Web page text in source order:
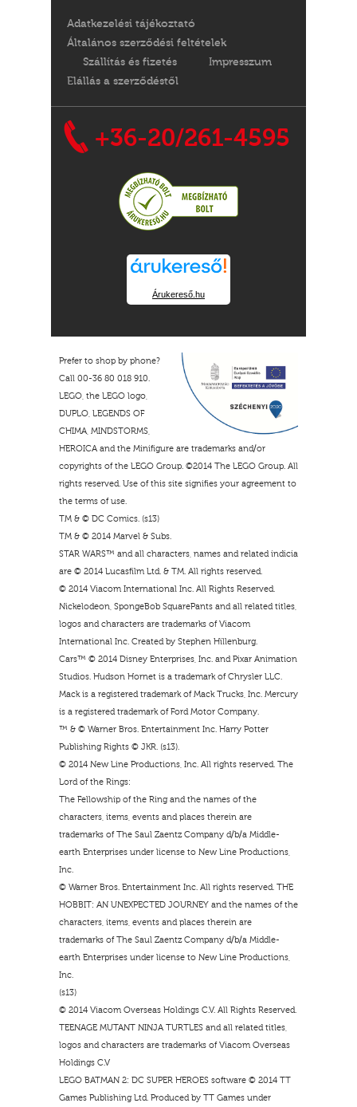
Adatkezelési tájékoztató
Általános szerződési feltételek
Szállítás és fizetés
Impresszum
Elállás a szerződéstől
+36-20/261-4595
Árukereső.hu
Prefer to shop by phone?
Call 00-36 80 018 910.
LEGO, the LEGO logo,
DUPLO, LEGENDS OF
CHIMA, MINDSTORMS,
HEROICA and the Minifigure are trademarks and/or
copyrights of the LEGO Group. ©2014 The LEGO Group. All
rights reserved. Use of this site signifies your agreement to
the terms of use.
TM & © DC Comics. (s13)
TM & © 2014 Marvel & Subs.
STAR WARS™ and all characters, names and related indicia
are © 2014 Lucasfilm Ltd. & TM. All rights reserved.
© 2014 Viacom International Inc. All Rights Reserved.
Nickelodeon, SpongeBob SquarePants and all related titles,
logos and characters are trademarks of Viacom
International Inc. Created by Stephen Hillenburg.
Cars™ © 2014 Disney Enterprises, Inc. and Pixar Animation
Studios. Hudson Hornet is a trademark of Chrysler LLC.
Mack is a registered trademark of Mack Trucks, Inc. Mercury
is a registered trademark of Ford Motor Company.
™ & © Warner Bros. Entertainment Inc. Harry Potter
Publishing Rights © JKR. (s13).
© 2014 New Line Productions, Inc. All rights reserved. The
Lord of the Rings:
The Fellowship of the Ring and the names of the
characters, items, events and places therein are
trademarks of The Saul Zaentz Company d/b/a Middle-
earth Enterprises under license to New Line Productions,
Inc.
© Warner Bros. Entertainment Inc. All rights reserved. THE
HOBBIT: AN UNEXPECTED JOURNEY and the names of the
characters, items, events and places therein are
trademarks of The Saul Zaentz Company d/b/a Middle-
earth Enterprises under license to New Line Productions,
Inc.
(s13)
© 2014 Viacom Overseas Holdings C.V. All Rights Reserved.
TEENAGE MUTANT NINJA TURTLES and all related titles,
logos and characters are trademarks of Viacom Overseas
Holdings C.V
LEGO BATMAN 2: DC SUPER HEROES software © 2014 TT
Games Publishing Ltd. Produced by TT Games under